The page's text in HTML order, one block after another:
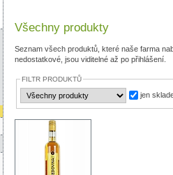
Všechny produkty
Seznam všech produktů, které naše farma
nedostatkové, jsou viditelné až po přihlášení.
FILTR PRODUKTŮ
jen